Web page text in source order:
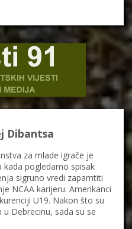
Dibantsa
za mlade igrače je
kada pogledamo spisak
sigruno vredi zapamtiti
NCAA karijeru. Amerikanci
U19. Nakon što su
Debrecinu, sada su se